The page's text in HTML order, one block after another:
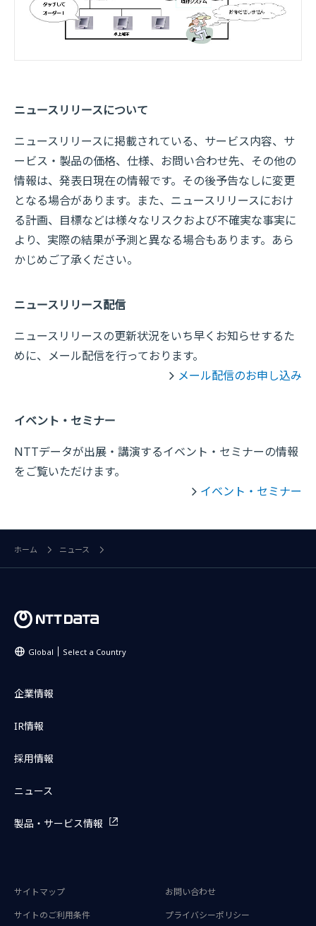
ニュースリリースについて
ニュースリリースに掲載されている、サービス内容、サ
ービス・製品の価格、仕様、お問い合わせ先、その他の
情報は、発表日現在の情報です。その後予告なしに変更
となる場合があります。また、ニュースリリースにおけ
る計画、目標などは様々なリスクおよび不確実な事実に
より、実際の結果が予測と異なる場合もあります。あら
かじめご了承ください。
ニュースリリース配信
ニュースリリースの更新状況をいち早くお知らせするた
めに、メール配信を行っております。
メール配信のお申し込み
イベント・セミナー
NTTデータが出展・講演するイベント・セミナーの情報
をご覧いただけます。
イベント・セミナー
ホーム ニュース
Global Select a Country
企業情報
IR情報
採用情報
ニュース
製品・サービス情報
サイトマップ
お問い合わせ
サイトのご利用条件
プライバシーポリシー